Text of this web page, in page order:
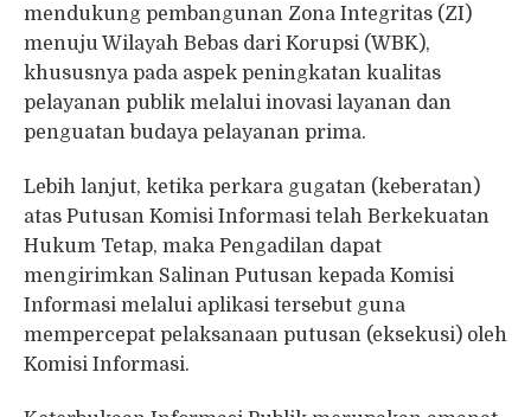
mendukung pembangunan Zona Integritas (ZI)
menuju Wilayah Bebas dari Korupsi (WBK),
khususnya pada aspek peningkatan kualitas
pelayanan publik melalui inovasi layanan dan
penguatan budaya pelayanan prima.
Lebih lanjut, ketika perkara gugatan (keberatan)
atas Putusan Komisi Informasi telah Berkekuatan
Hukum Tetap, maka Pengadilan dapat
mengirimkan Salinan Putusan kepada Komisi
Informasi melalui aplikasi tersebut guna
mempercepat pelaksanaan putusan (eksekusi) oleh
Komisi Informasi.